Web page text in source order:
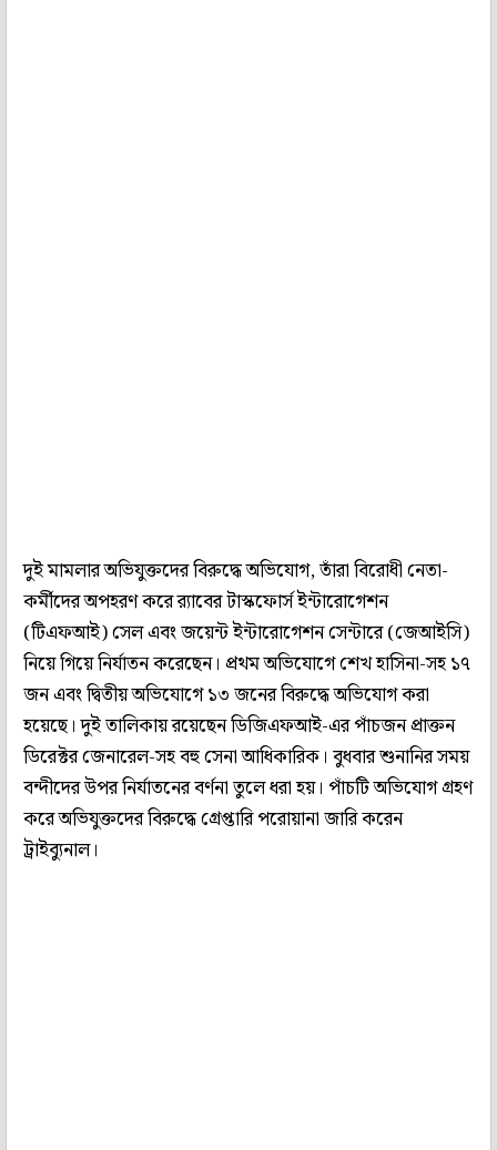
দুই মামলার অভিযুক্তদের বিরুদ্ধে অভিযোগ, তাঁরা বিরোধী নেতা-
কর্মীদের অপহরণ করে র‌্যাবের টাস্কফোর্স ইন্টারোগেশন
(টিএফআই) সেল এবং জয়েন্ট ইন্টারোগেশন সেন্টারে (জেআইসি)
নিয়ে গিয়ে নির্যাতন করেছেন। প্রথম অভিযোগে শেখ হাসিনা-সহ ১৭
জন এবং দ্বিতীয় অভিযোগে ১৩ জনের বিরুদ্ধে অভিযোগ করা
হয়েছে। দুই তালিকায় রয়েছেন ডিজিএফআই-এর পাঁচজন প্রাক্তন
ডিরেক্টর জেনারেল-সহ বহু সেনা আধিকারিক। বুধবার শুনানির সময়
বন্দীদের উপর নির্যাতনের বর্ণনা তুলে ধরা হয়। পাঁচটি অভিযোগ গ্রহণ
করে অভিযুক্তদের বিরুদ্ধে গ্রেপ্তারি পরোয়ানা জারি করেন
ট্রাইব্যুনাল।